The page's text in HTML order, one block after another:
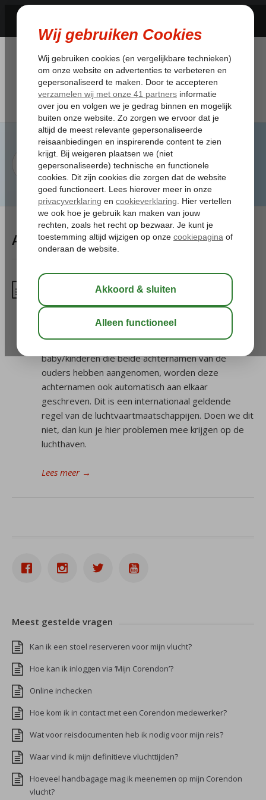
Artikelen Tagged:voorvoegsel
Tussenvoegsel en achternaam
aan elkaar geschreven
Corendon schrijft het tussenvoegsel en jouw
baby/kinderen die beide achternamen van de
ouders hebben aangenomen, worden deze
achternamen ook automatisch aan elkaar
geschreven. Dit is een internationaal geldende
regel van de luchtvaartmaatschappijen. Doen we dit
niet, dan kun je hier problemen mee krijgen op de
luchthaven.
Lees meer→
Meest gestelde vragen
Kan ik een stoel reserveren voor mijn vlucht?
Hoe kan ik inloggen via ‘Mijn Corendon’?
Online inchecken
Hoe kom ik in contact met een Corendon medewerker?
Wat voor reisdocumenten heb ik nodig voor mijn reis?
Waar vind ik mijn definitieve vluchttijden?
Hoeveel handbagage mag ik meenemen op mijn Corendon
vlucht?